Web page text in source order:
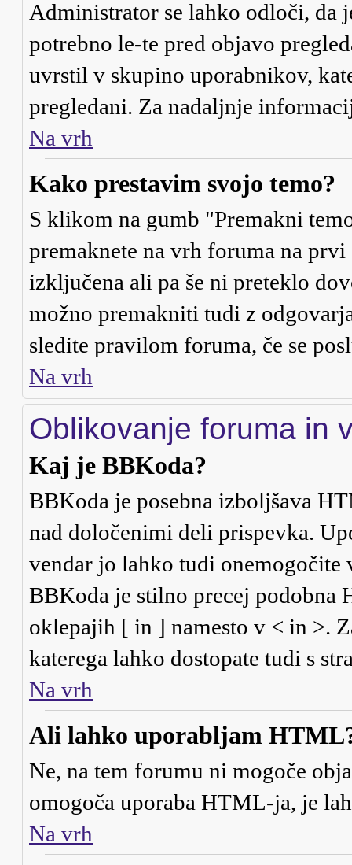
Administrator se lahko odloči, da
potrebno le-te pred objavo
uvrstil v skupino uporabnikov,
pregledani. Za nadaljnje
Na vrh
Kako prestavim svojo temo?
S klikom na gumb "Premakni
premaknete na vrh foruma na
izključena ali pa še ni preteklo
možno premakniti tudi z
sledite pravilom foruma, če se
Na vrh
Oblikovanje foruma in
Kaj je BBKoda?
BBKoda je posebna izboljšava
nad določenimi deli prispevka.
vendar jo lahko tudi onemogočite
BBKoda je stilno precej
oklepajih [ in ] namesto v < in >.
katerega lahko dostopate tudi s
Na vrh
Ali lahko uporabljam
Ne, na tem forumu ni mogoče
omogoča uporaba HTML-ja, je
Na vrh